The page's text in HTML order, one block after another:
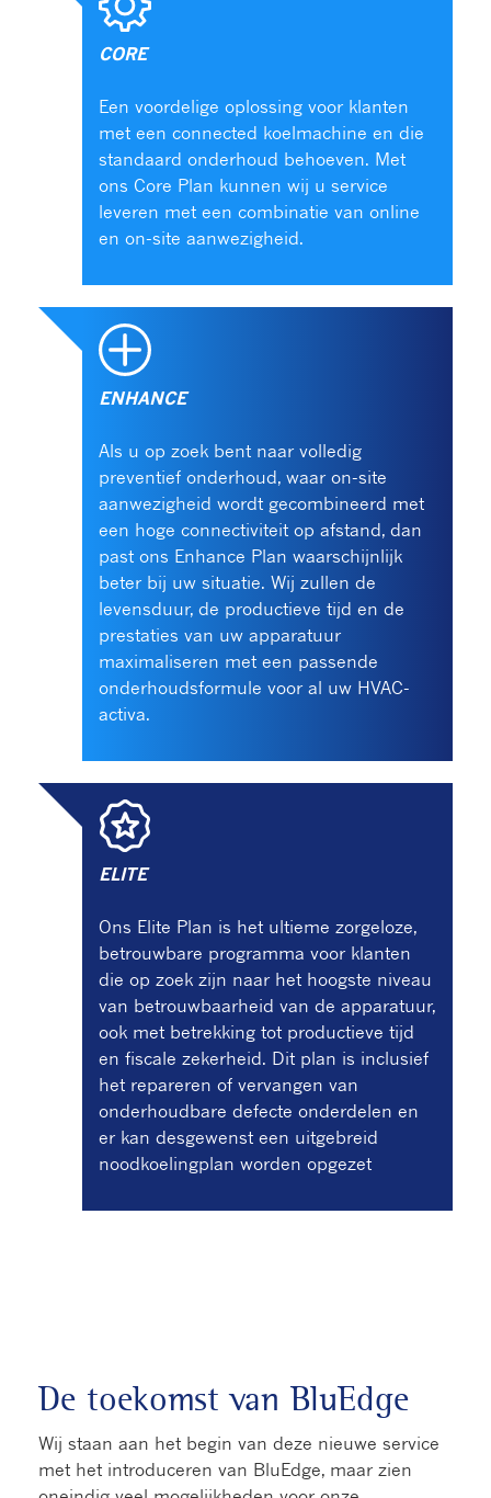
CORE
Een voordelige oplossing voor klanten
met een connected koelmachine en die
standaard onderhoud behoeven. Met
ons Core Plan kunnen wij u service
leveren met een combinatie van online
en on-site aanwezigheid.
ENHANCE
Als u op zoek bent naar volledig
preventief onderhoud, waar on-site
aanwezigheid wordt gecombineerd met
een hoge connectiviteit op afstand, dan
past ons Enhance Plan waarschijnlijk
beter bij uw situatie. Wij zullen de
levensduur, de productieve tijd en de
prestaties van uw apparatuur
maximaliseren met een passende
onderhoudsformule voor al uw HVAC-
activa. ​
ELITE
Ons Elite Plan is het ultieme zorgeloze,
betrouwbare programma voor klanten
die op zoek zijn naar het hoogste niveau
van betrouwbaarheid van de apparatuur,
ook met betrekking tot productieve tijd
en fiscale zekerheid. Dit plan is inclusief
het repareren of vervangen van
onderhoudbare defecte onderdelen en
er kan desgewenst een uitgebreid
noodkoelingplan worden opgezet​
De toekomst van BluEdge
Wij staan aan het begin van deze nieuwe service
met het introduceren van BluEdge, maar zien